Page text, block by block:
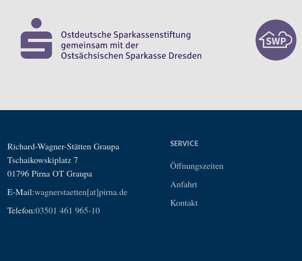
Richard-Wagner-Stätten Graupa
Tschaikowskiplatz 7
01796 Pirna OT Graupa
E-Mail:wagnerstaetten[at]pirna.de
Telefon:03501 461 965-10
SERVICE
Öffnungszeiten
Anfahrt
Kontakt